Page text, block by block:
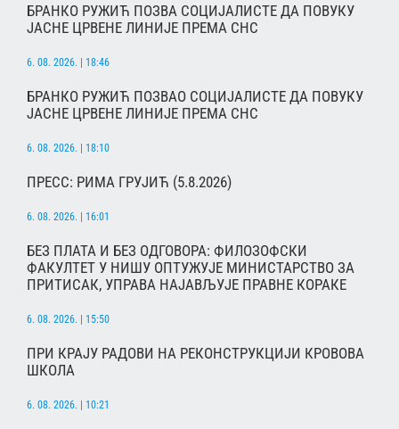
БРАНКО РУЖИЋ ПОЗВА СОЦИЈАЛИСТЕ ДА ПОВУКУ
ЈАСНЕ ЦРВЕНЕ ЛИНИЈЕ ПРЕМА СНС
6. 08. 2026. | 18:46
БРАНКО РУЖИЋ ПОЗВАО СОЦИЈАЛИСТЕ ДА ПОВУКУ
ЈАСНЕ ЦРВЕНЕ ЛИНИЈЕ ПРЕМА СНС
6. 08. 2026. | 18:10
ПРЕСС: РИМА ГРУЈИЋ (5.8.2026)
6. 08. 2026. | 16:01
БЕЗ ПЛАТА И БЕЗ ОДГОВОРА: ФИЛОЗОФСКИ
ФАКУЛТЕТ У НИШУ ОПТУЖУЈЕ МИНИСТАРСТВО ЗА
ПРИТИСАК, УПРАВА НАЈАВЉУЈЕ ПРАВНЕ КОРАКЕ
6. 08. 2026. | 15:50
ПРИ КРАЈУ РАДОВИ НА РЕКОНСТРУКЦИЈИ КРОВОВА
ШКОЛА
6. 08. 2026. | 10:21